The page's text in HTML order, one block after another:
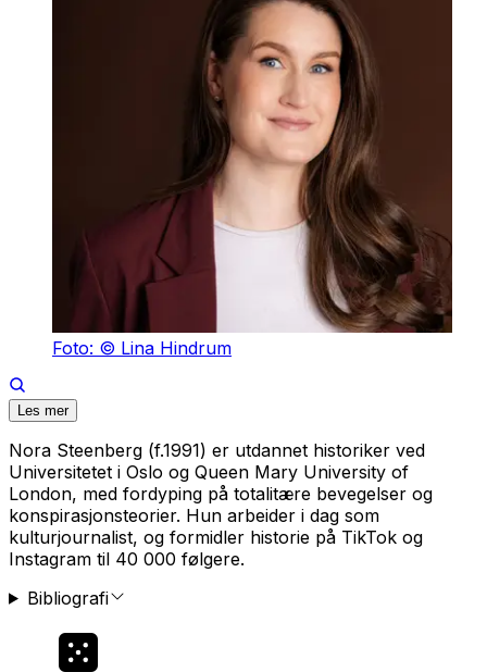
Foto: © Lina Hindrum
Les mer
Nora Steenberg (f.1991) er utdannet historiker ved
Universitetet i Oslo og Queen Mary University of
London, med fordyping på totalitære bevegelser og
konspirasjonsteorier. Hun arbeider i dag som
kulturjournalist, og formidler historie på TikTok og
Instagram til 40 000 følgere.
Bibliografi